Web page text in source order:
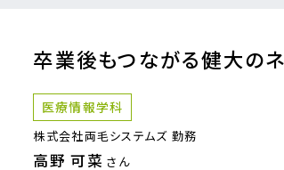
卒業後もつながる健大の
医療情報学科
株式会社両毛システムズ 勤務
高野 可菜 さん